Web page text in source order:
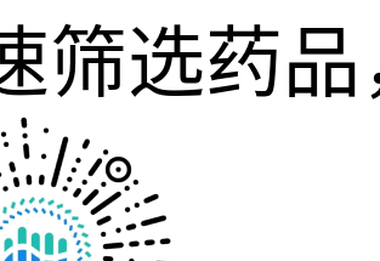
筛选药